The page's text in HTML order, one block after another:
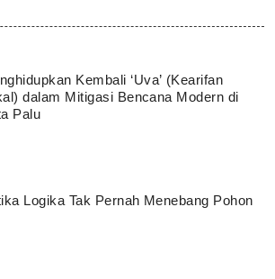
Kembali ‘Uva’ (Kearifan
dalam Mitigasi Bencana Modern di
Palu
Logika Tak Pernah Menebang Pohon